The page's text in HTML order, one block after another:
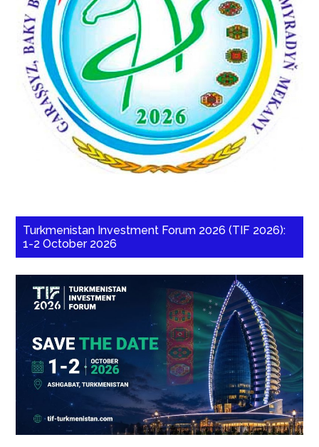
Turkmenistan Investment Forum 2026 (TIF 2026):
1-2 October 2026